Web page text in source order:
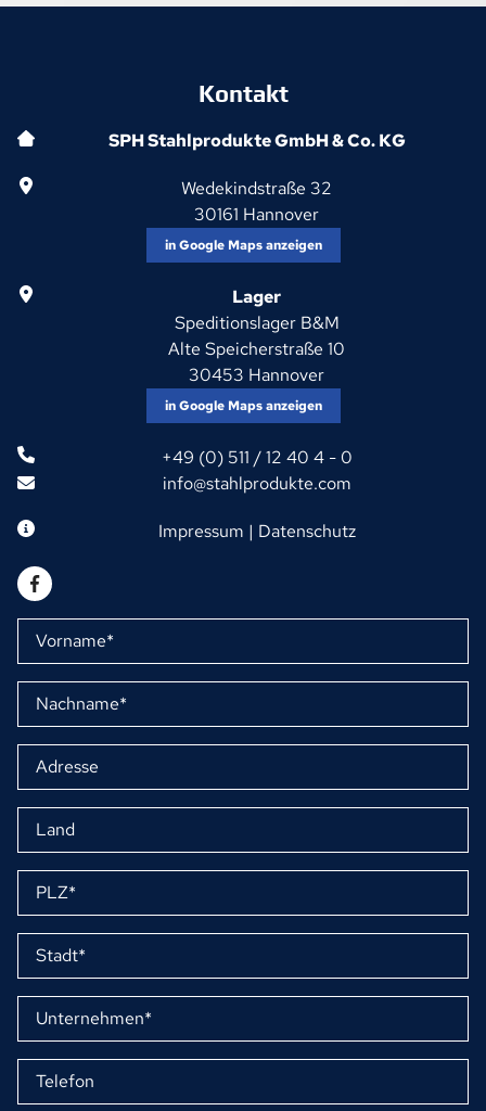
Kontakt
SPH Stahlprodukte GmbH & Co. KG
Wedekindstraße 32
30161 Hannover
in Google Maps anzeigen
Lager
Speditionslager B&M
Alte Speicherstraße 10
30453 Hannover
in Google Maps anzeigen
+49 (0) 511 / 12 40 4 - 0
info@stahlprodukte.com
Impressum | Datenschutz